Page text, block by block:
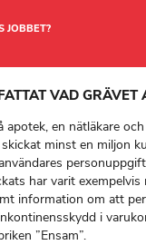
JOBBET?
VAD GRÄVET
apotek, en nätläkare
minst en miljon
har varit exempelvis
information om att
i
”Ensam”.